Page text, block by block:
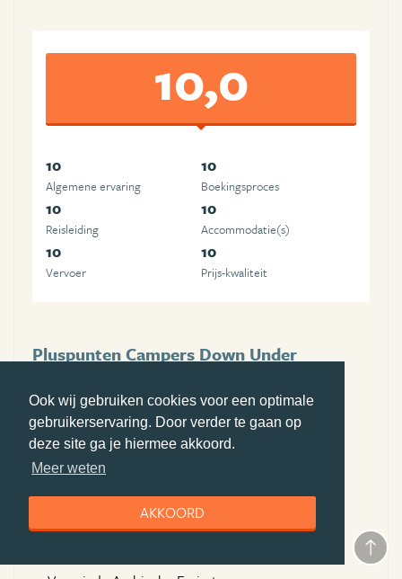
Ook wij gebruiken cookies voor een optimale
gebruikerservaring. Door verder te gaan op
deze site ga je hiermee akkoord.
Meer weten
AKKOORD
10,0
10
Algemene ervaring
10
Boekingsproces
10
Reisleiding
10
Accommodatie(s)
10
Vervoer
10
Prijs-kwaliteit
Pluspunten Campers Down Under
uitgebreide informatie over Australie/Tasmanie
Persoonlijk contact
Minpunten Campers Down Under